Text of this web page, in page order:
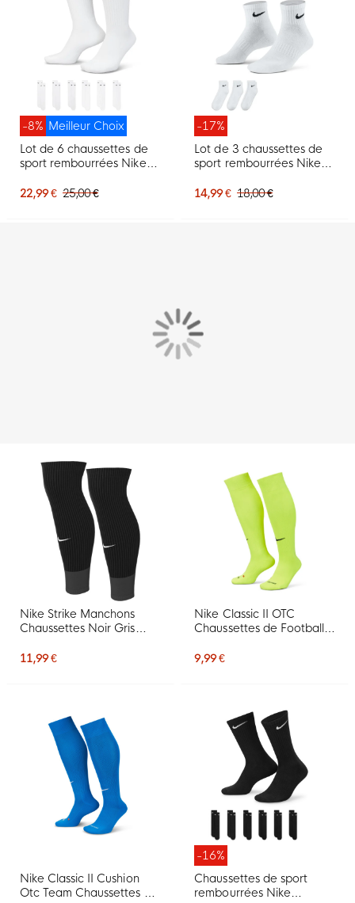
Meilleur Choix
-8%
Lot de 6 chaussettes de
sport rembourrées Nike
noires
22,99 € 25,00 €
-17%
Lot de 3 chaussettes de
sport rembourrées Nike
moyenne, blanches et
14,99 € 18,00 €
Nike Strike Manchons
Chaussettes Noir Gris
11,99 €
Nike Classic II OTC
Chaussettes de Football
9,99 €
Nike Classic II Cushion
Otc Team Chaussettes de
-16%
Chaussettes de sport
rembourrées Nike